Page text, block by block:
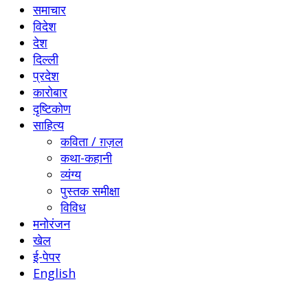
समाचार
विदेश
देश
दिल्ली
प्रदेश
कारोबार
दृष्टिकोण
साहित्य
कविता / ग़ज़ल
कथा-कहानी
व्यंग्य
पुस्तक समीक्षा
विविध
मनोरंजन
खेल
ई-पेपर
English